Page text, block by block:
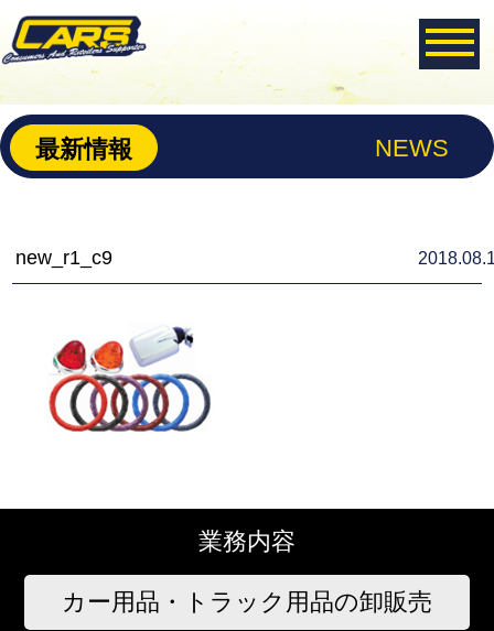
最新情報 NEWS
new_r1_c9
業務内容
カー用品・トラック用品の卸販売